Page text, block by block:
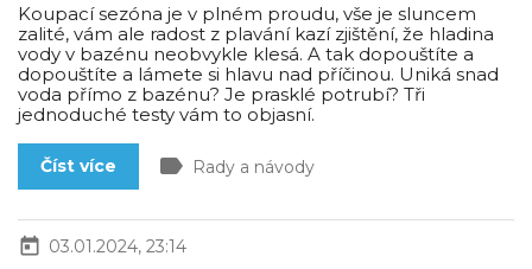
Koupací sezóna je v plném proudu, vše je sluncem
zalité, vám ale radost z plavání kazí zjištění, že hladina
vody v bazénu neobvykle klesá. A tak dopouštíte a
dopouštíte a lámete si hlavu nad příčinou. Uniká snad
voda přímo z bazénu? Je prasklé potrubí? Tři
jednoduché testy vám to objasní.
Číst více label Rady a návody
today 03.01.2024, 23:14